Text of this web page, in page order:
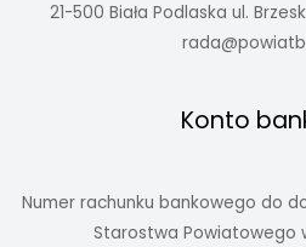
21-500 Biała Podlaska ul.
Konto
Numer rachunku bankowego do
Starostwa Powiatowego